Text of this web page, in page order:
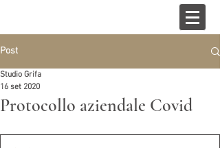
Post
Protocollo aziendale Covid
Studio Grifa
16 set 2020